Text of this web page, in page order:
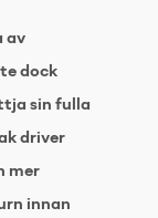
av
dock
sin fulla
driver
mer
innan